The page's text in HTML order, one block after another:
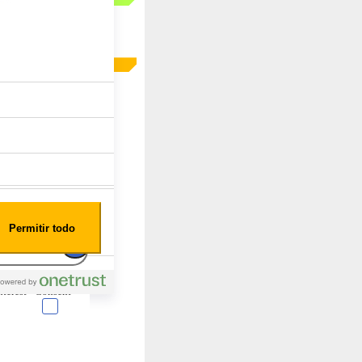
Consent
Permitir todo